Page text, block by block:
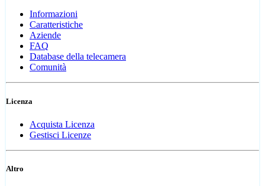
Informazioni
Caratteristiche
Aziende
FAQ
Database della telecamera
Comunità
Licenza
Acquista Licenza
Gestisci Licenze
Altro